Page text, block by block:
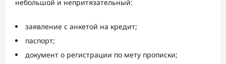
небольшой и непритязательный:
заявление с анкетой на кредит;
паспорт;
документ о регистрации по мету прописки;